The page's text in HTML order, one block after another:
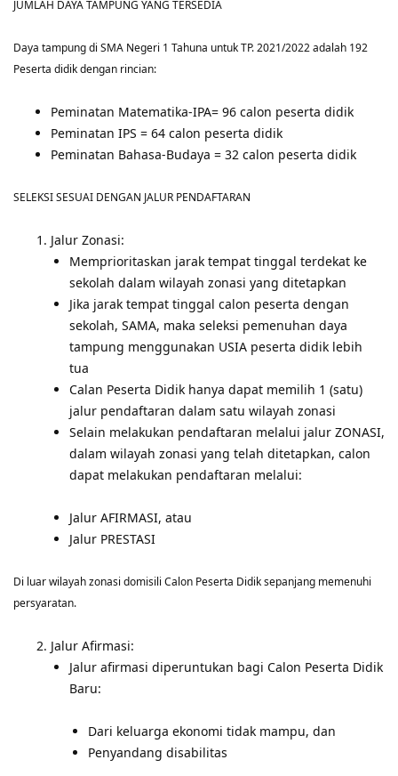
JUMLAH DAYA TAMPUNG YANG TERSEDIA
Daya tampung di SMA Negeri 1 Tahuna untuk TP. 2021/2022 adalah 192
Peserta didik dengan rincian:
Peminatan Matematika-IPA= 96 calon peserta didik
Peminatan IPS = 64 calon peserta didik
Peminatan Bahasa-Budaya = 32 calon peserta didik
SELEKSI SESUAI DENGAN JALUR PENDAFTARAN
Jalur Zonasi:
Memprioritaskan jarak tempat tinggal terdekat ke
sekolah dalam wilayah zonasi yang ditetapkan
Jika jarak tempat tinggal calon peserta dengan
sekolah, SAMA, maka seleksi pemenuhan daya
tampung menggunakan USIA peserta didik lebih
tua
Calan Peserta Didik hanya dapat memilih 1 (satu)
jalur pendaftaran dalam satu wilayah zonasi
Selain melakukan pendaftaran melalui jalur ZONASI,
dalam wilayah zonasi yang telah ditetapkan, calon
dapat melakukan pendaftaran melalui:
Jalur AFIRMASI, atau
Jalur PRESTASI
Di luar wilayah zonasi domisili Calon Peserta Didik sepanjang memenuhi
persyaratan.
Jalur Afirmasi:
Jalur afirmasi diperuntukan bagi Calon Peserta Didik
Baru:
Dari keluarga ekonomi tidak mampu, dan
Penyandang disabilitas